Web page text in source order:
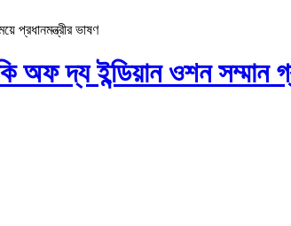
প্রধানমন্ত্রীর ভাষণ
অফ দ্য ইন্ডিয়ান ওশন সম্মান